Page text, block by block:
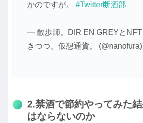
かのですが。 #Twitter断酒部
— 散歩師。DIR EN GREYとNFT
きつつ、仮想通貨。 (@nanofura)
2.禁酒で節約やってみた
はならないのか